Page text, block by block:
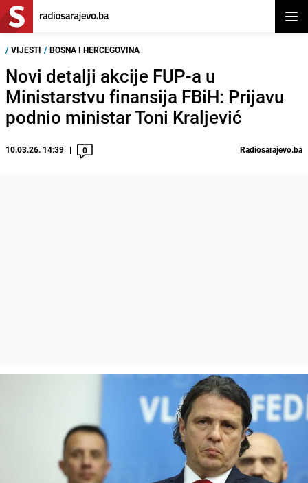
/ VIJESTI / BOSNA I HERCEGOVINA
Novi detalji akcije FUP-a u
Ministarstvu finansija FBiH: Prijavu
podnio ministar Toni Kraljević
10.03.26. 14:39 0 Radiosarajevo.ba